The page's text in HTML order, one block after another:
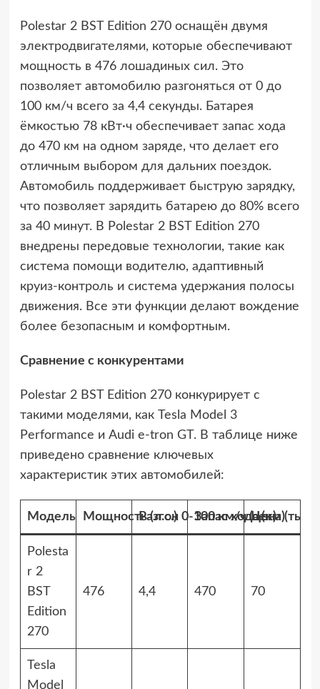
Polestar 2 BST Edition 270 оснащён двумя
электродвигателями, которые обеспечивают
мощность в 476 лошадиных сил. Это
позволяет автомобилю разгоняться от 0 до
100 км/ч всего за 4,4 секунды. Батарея
ёмкостью 78 кВт·ч обеспечивает запас хода
до 470 км на одном заряде, что делает его
отличным выбором для дальних поездок.
Автомобиль поддерживает быструю зарядку,
что позволяет зарядить батарею до 80% всего
за 40 минут. В Polestar 2 BST Edition 270
внедрены передовые технологии, такие как
система помощи водителю, адаптивный
круиз-контроль и система удержания полосы
движения. Все эти функции делают вождение
более безопасным и комфортным.
Сравнение с конкурентами
Polestar 2 BST Edition 270 конкурирует с
такими моделями, как Tesla Model 3
Performance и Audi e-tron GT. В таблице ниже
приведено сравнение ключевых
характеристик этих автомобилей:
Модель Мощность (л.с.)Разгон 0-100 км/ч (сек)
Запас хода (км)
Цена (тыс.
Polesta
r 2
BST
Edition
270
476 4,4 470 70
Tesla
Model